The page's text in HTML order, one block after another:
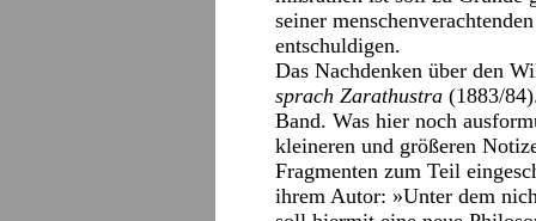
seiner
entschuldigen.
Das Nachdenken über den
sprach Zarathustra (1883/
Band. Was hier noch
kleineren und größeren
Fragmenten zum Teil
ihrem Autor: »Unter dem